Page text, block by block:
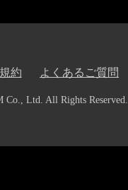
約 よくあるご質問
Co., Ltd. All Rights Reserved.